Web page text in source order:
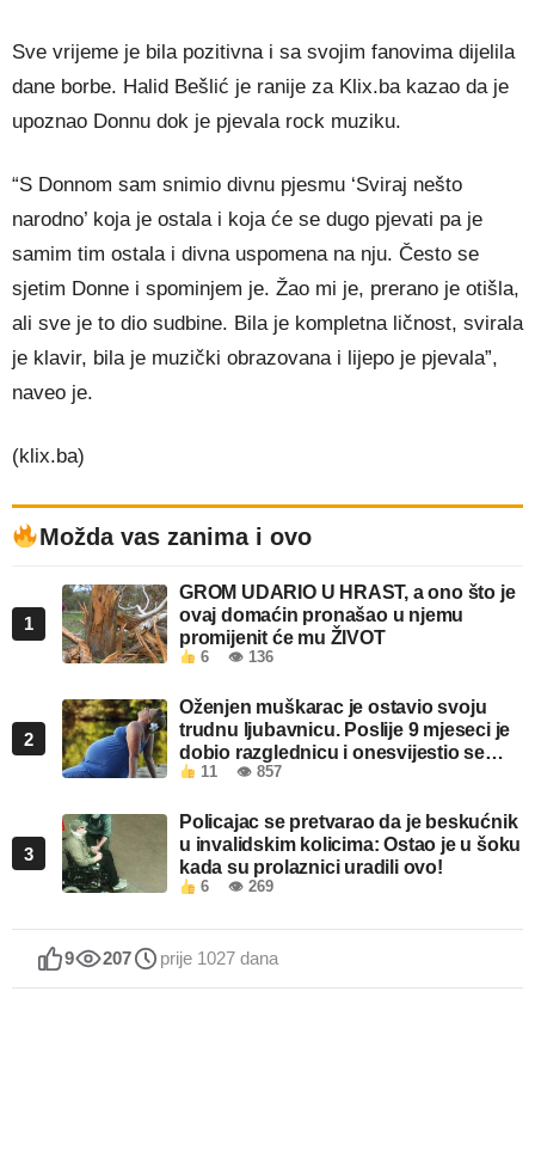
Sve vrijeme je bila pozitivna i sa svojim fanovima dijelila
dane borbe. Halid Bešlić je ranije za Klix.ba kazao da je
upoznao Donnu dok je pjevala rock muziku.
“S Donnom sam snimio divnu pjesmu ‘Sviraj nešto
narodno’ koja je ostala i koja će se dugo pjevati pa je
samim tim ostala i divna uspomena na nju. Često se
sjetim Donne i spominjem je. Žao mi je, prerano je otišla,
ali sve je to dio sudbine. Bila je kompletna ličnost, svirala
je klavir, bila je muzički obrazovana i lijepo je pjevala”,
naveo je.
(klix.ba)
Možda vas zanima i ovo
1
GROM UDARIO U HRAST, a ono što je
ovaj domaćin pronašao u njemu
promijenit će mu ŽIVOT
6 👁 136
2
Oženjen muškarac je ostavio svoju
trudnu ljubavnicu. Poslije 9 mjeseci je
dobio razglednicu i onesvijestio se
kada je pročitao šta piše!
11 👁 857
3
Policajac se pretvarao da je beskućnik
u invalidskim kolicima: Ostao je u šoku
kada su prolaznici uradili ovo!
6 👁 269
9 207 prije 1027 dana